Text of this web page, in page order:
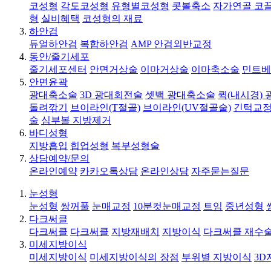
코성형 각도코성형 유형별코성형 콧볼축소 자가연골 코
형 실비혜택 코성형의 재료
하안검
듀얼하안검 복합하안검 AMP 안검외반교정
동안/줄기세포
줄기세포센터 안면거상술 이마거상술 이마축소술 민트
안면윤곽
광대축소술 3D 광대회전술 셋백 광대축소술 퀵(내시경)
돌려깎기
브이라인(T절골) 브이라인(UV절골술) 긴턱교
술 심부볼 지방제거
바디성형
지방흡입 힙업성형 복부성형술
상담예약/문의
온라인예약 카카오톡상담 온라인상담 자주묻는질문
눈성형
눈성형 쌍꺼풀 눈매교정 10분컷눈매교정 트임 중년성형
다크써클
다크써클 다크써클 지방재배치 지방이식 다크써클 재수
미세지방이식
미세지방이식 미세지방이식의 장점 부위별 지방이식 3D